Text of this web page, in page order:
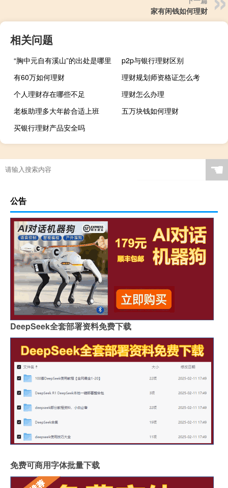
家有闲钱如何理财
相关问题
“胸中元自有溪山”的出处是哪里
p2p与银行理财区别
有60万如何理财
理财规划师资格证怎么考
个人理财存在哪些不足
理财怎么办理
老板助理多大年龄合适上班
五万块钱如何理财
买银行理财产品安全吗
☚
公告
DeepSeek全套部署资料免费下载
免费可商用字体批量下载